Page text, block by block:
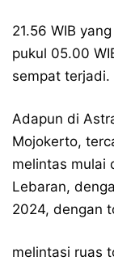
21.56 WIB
pukul 05.00
sempat terjadi.
Adapun di
Mojokerto,
melintas mulai
Lebaran,
2024, dengan
melintasi ruas